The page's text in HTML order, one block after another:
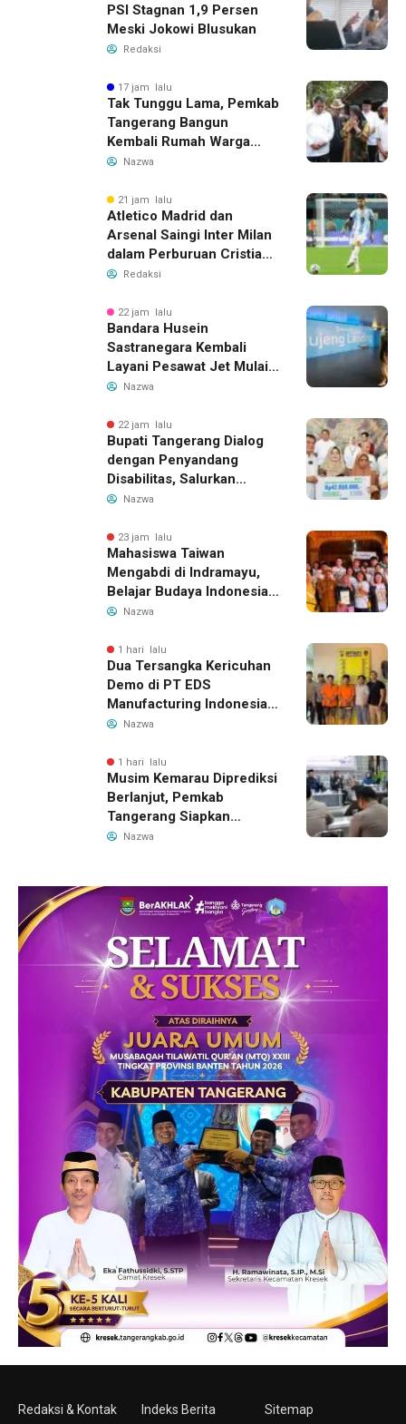
PSI Stagnan 1,9 Persen
Meski Jokowi Blusukan
Redaksi
17 jam lalu
Tak Tunggu Lama, Pemkab
Tangerang Bangun
Kembali Rumah Warga
yang Roboh Akibat Puting
Nazwa
21 jam lalu
Atletico Madrid dan
Arsenal Saingi Inter Milan
dalam Perburuan Cristian
Romero, Transfer Bek
Redaksi
22 jam lalu
Bandara Husein
Sastranegara Kembali
Layani Pesawat Jet Mulai
14 Agustus 2026, Garuda
Bandung-Denpasar
Nazwa
22 jam lalu
Bupati Tangerang Dialog
dengan Penyandang
Disabilitas, Salurkan
Bantuan dan Tampung
Nazwa
23 jam lalu
Mahasiswa Taiwan
Mengabdi di Indramayu,
Belajar Budaya Indonesia
dan Edukasi Pekerja
Nazwa
1 hari lalu
Dua Tersangka Kericuhan
Demo di PT EDS
Manufacturing Indonesia
Ditahan, Polda Banten
Pengelolaan Limbah
Nazwa
1 hari lalu
Musim Kemarau Diprediksi
Berlanjut, Pemkab
Tangerang Siapkan
Langkah Antisipasi Krisis
Nazwa
Redaksi & Kontak Indeks Berita Sitemap